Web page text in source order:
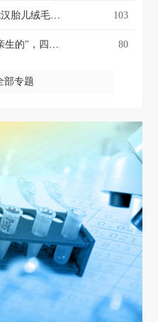
武汉孕妇感染新冠（武汉胎儿绒毛亲子鉴定武汉出现新生儿感染新型冠状病毒，孕妈妈最该注意这些事） 103
"儿子太帅，不像是我亲生的"，四次亲子鉴定结果，让爸爸怀疑人生 80
部专题